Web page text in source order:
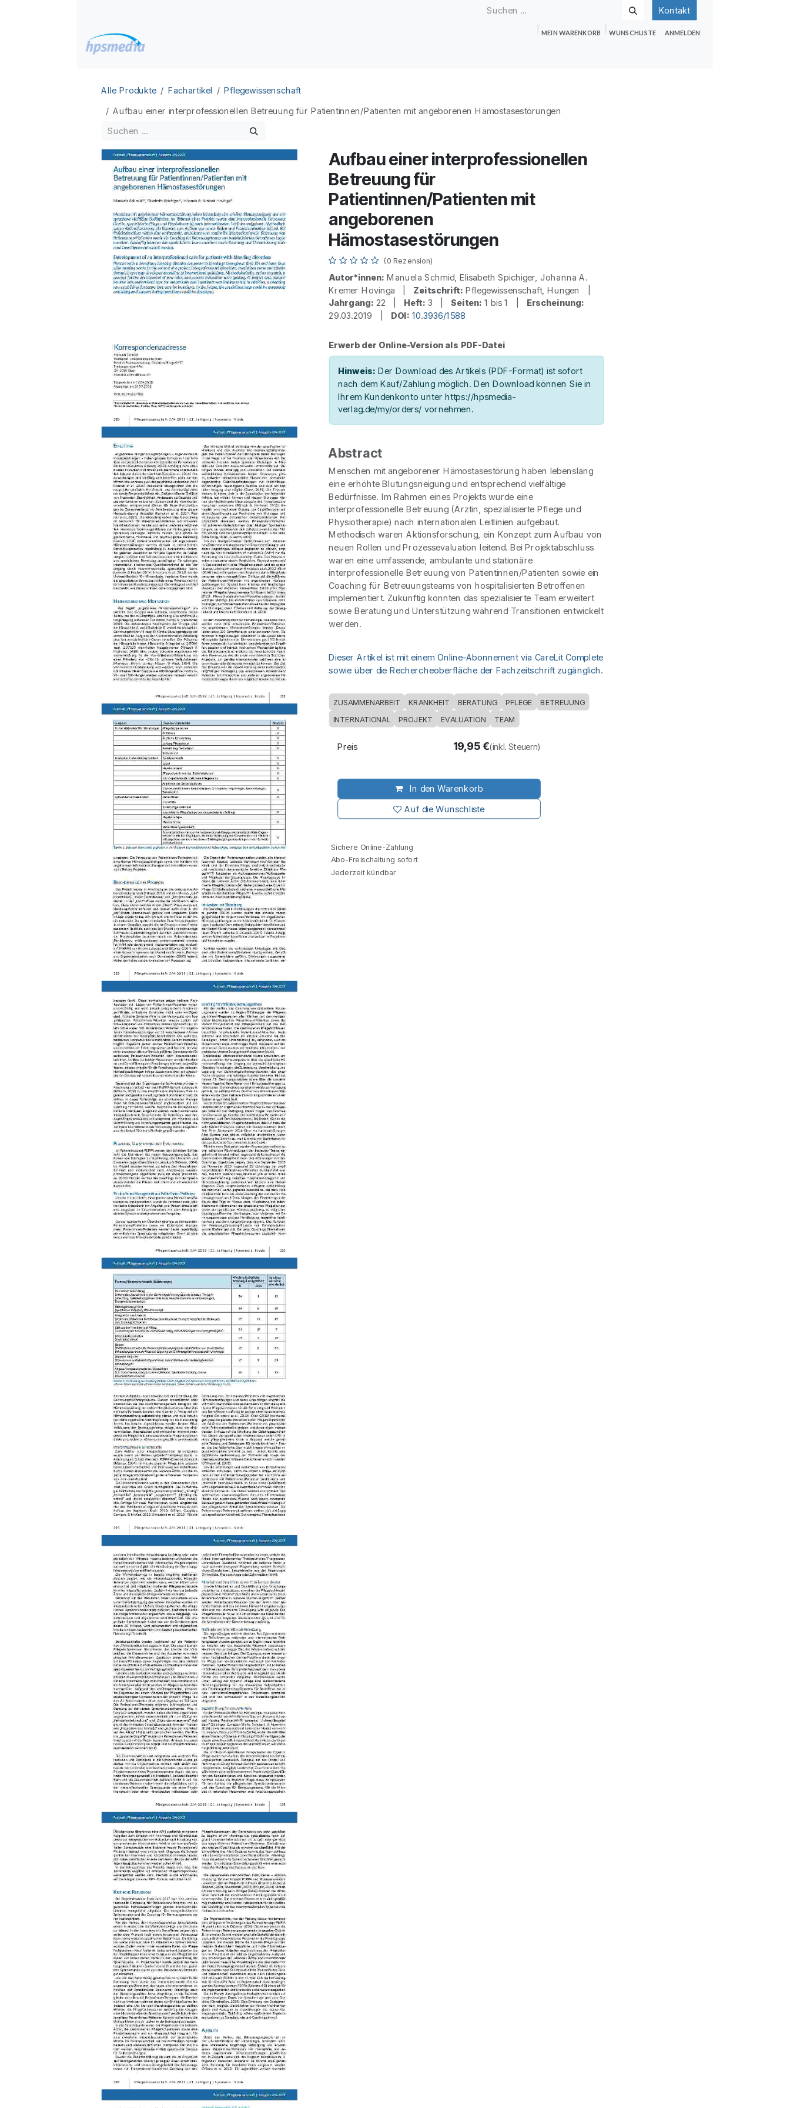
Kontakt
MEIN WARENKORB WUNSCHLISTE ANMELDEN
Alle Produkte Fachartikel
Pflegewissenschaft
Aufbau einer interprofessionellen Betreuung für Patientinnen/Patienten mit angeborenen Hämostasestörungen
Aufbau einer interprofessionellen
Betreuung für
Patientinnen/Patienten mit
angeborenen
Hämostasestörungen
(0 Rezension)
Autor*innen: Manuela Schmid, Elisabeth Spichiger, Johanna A.
Kremer Hovinga | Zeitschrift: Pflegewissenschaft, Hungen |
Jahrgang: 22 | Heft: 3 |Seiten: 1 bis 1 | Erscheinung:
29.03.2019 | DOI: 10.3936/1588
Erwerb der Online-Version als PDF-Datei
Hinweis: Der Download des Artikels (PDF-Format) ist sofort
nach dem Kauf/Zahlung möglich. Den Download können Sie in
Ihrem Kundenkonto unter https://hpsmedia-
verlag.de/my/orders/ vornehmen.
Abstract
Menschen mit angeborener Hämostasestörung haben lebenslang
eine erhöhte Blutungsneigung und entsprechend vielfältige
Bedürfnisse. Im Rahmen eines Projekts wurde eine
interprofessionelle Betreuung (Ärztin, spezialisierte Pflege und
Physiotherapie) nach internationalen Leitlinien aufgebaut.
Methodisch waren Aktionsforschung, ein Konzept zum Aufbau von
neuen Rollen und Prozessevaluation leitend. Bei Projektabschluss
waren eine umfassende, ambulante und stationäre
interprofessionelle Betreuung von Patientinnen/Patienten sowie ein
Coaching für Betreuungsteams von hospitalisierten Betroffenen
implementiert. Zukünftig könnten das spezialisierte Team erweitert
sowie Beratung und Unterstützung während Transitionen entwickelt
werden.
Dieser Artikel ist mit einem Online-Abonnement via CareLit Complete
sowie über die Rechercheoberfläche der Fachzeitschrift zugänglich.
ZUSAMMENARBEIT KRANKHEIT BERATUNG PFLEGE
BETREUUNG
INTERNATIONAL
PROJEKT EVALUATION TEAM
In den Warenkorb
Auf die Wunschliste
Preis 19,95€(inkl. Steuern)
Sichere Online-Zahlung
Abo-Freischaltung sofort
Jederzeit kündbar